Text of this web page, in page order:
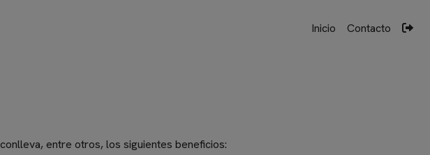
Navegación
Inicio Contacto
User
conlleva, entre otros, los siguientes beneficios: